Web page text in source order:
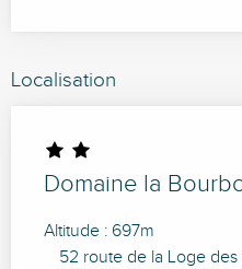
Localisation
Domaine la
Altitude : 697m
52 route de la Loge